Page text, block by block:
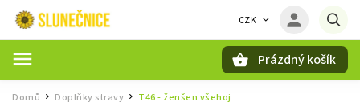
CZK
Prázdný košík
Domů / Doplňky stravy / T46 - ženšen všehoj